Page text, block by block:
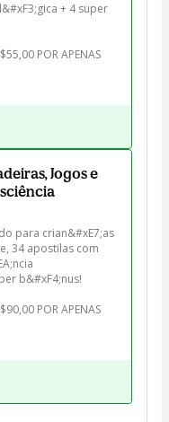
+ 4 super
POR APENAS
Jogos e
para crian&#xE7;as
34 apostilas com
b&#xF4;nus!
POR APENAS